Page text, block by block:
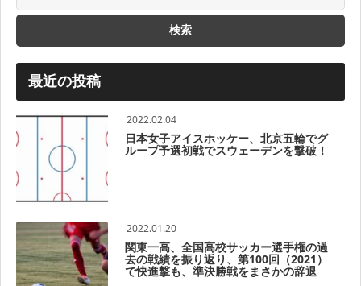
最近の投稿
2022.02.04
日本女子アイスホッケー、北京五輪でグ
ループ予選初戦でスウェーデンを撃破！
2022.01.20
関東一高、全国高校サッカー選手権の過
去の戦績を振り返り、第100回（2021）
で快進撃も、準決勝戦をまさかの辞退